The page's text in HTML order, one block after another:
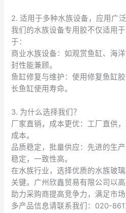
2. 适用于多种水族设备，应用广泛
我们的水族设备专用胶不仅适用
于：
商业水族设备：如观赏鱼缸、海
封性能兼顾。
鱼缸修复与维护：使用修复鱼缸
长鱼缸使用寿命。
3. 为什么选择我们？
厂家直销，成本更优：工厂直供
成本。
品质稳定，批量供应：先进的生
稳定，一致性高。
在水族行业，选择优质的水族玻
关键。广州欣鑫贸易有限公司以
助力采购商提高竞争力，满足市
多产品信息请联系我们：020-